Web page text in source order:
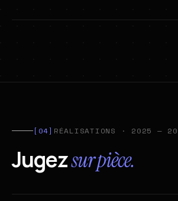
[04] RÉALISATIONS · 2025 —
Jugezsur pièce.